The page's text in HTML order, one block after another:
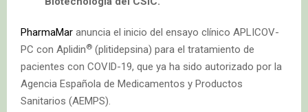
PharmaMar anuncia el inicio del ensayo clínico APLICOV-
PC con Aplidin® (plitidepsina) para el tratamiento de
pacientes con COVID-19, que ya ha sido autorizado por la
Agencia Española de Medicamentos y Productos
Sanitarios (AEMPS).